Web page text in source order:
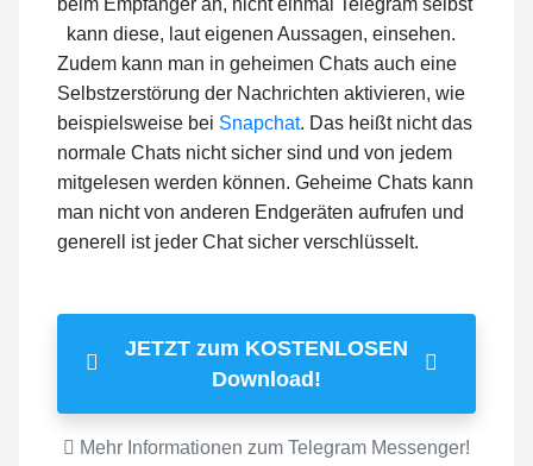
kann diese, laut eigenen Aussagen, einsehen.
Zudem kann man in geheimen Chats auch eine
Selbstzerstörung der Nachrichten aktivieren, wie
beispielsweise bei Snapchat. Das heißt nicht das
normale Chats nicht sicher sind und von jedem
mitgelesen werden können. Geheime Chats kann
man nicht von anderen Endgeräten aufrufen und
generell ist jeder Chat sicher verschlüsselt.
JETZT zum KOSTENLOSEN
Download!
Mehr Informationen zum Telegram Messenger!